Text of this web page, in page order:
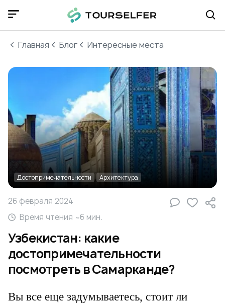
Главная Блог Интересные места
Достопримечательности Архитектура
26 февраля 2024
Время чтения ~6 мин.
Узбекистан: какие
достопримечательности
посмотреть в Самарканде?
Вы все еще задумываетесь, стоит ли